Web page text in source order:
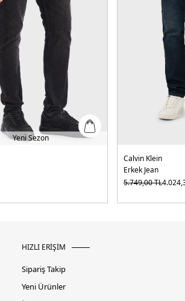
Yeni Sezon
Calvin Klein
Erkek Jean
5.749,00TL
HIZLI ERİŞİM
Sipariş Takip
Yeni Ürünler